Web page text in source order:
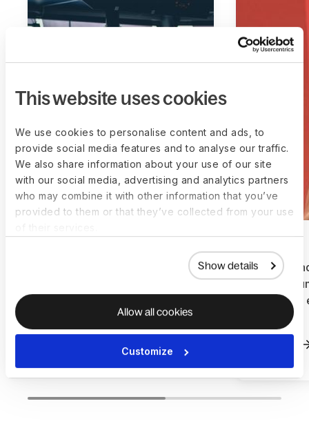
This website uses cookies
We use cookies to personalise content and ads, to
provide social media features and to analyse our traffic.
We also share information about your use of our site
with our social media, advertising and analytics partners
who may combine it with other information that you’ve
provided to them or that they’ve collected from your use
Show details
Allow all cookies
Customize
Saber más
Cómo
nómina